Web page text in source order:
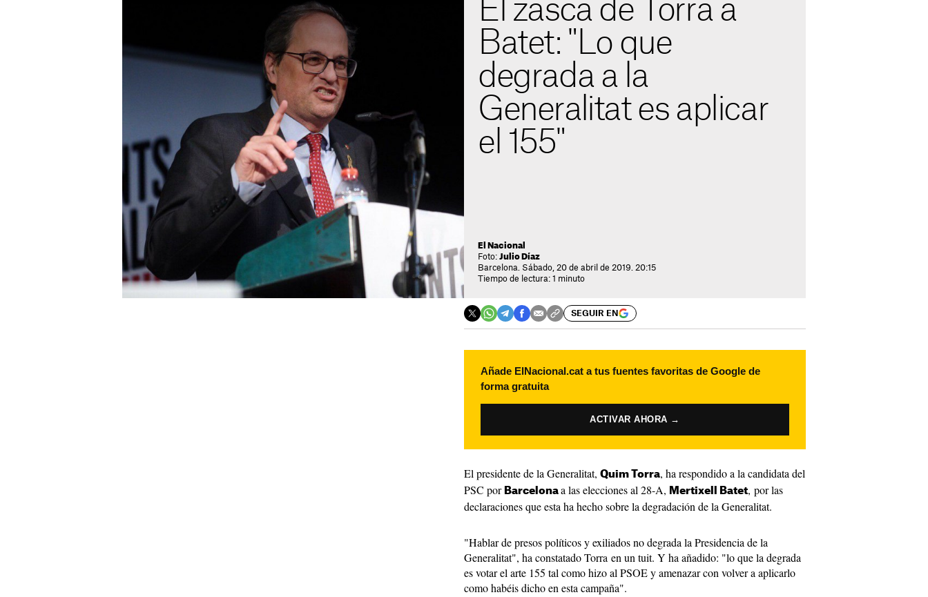
El zasca de Torra a
Batet: "Lo que
degrada a la
Generalitat es aplicar
el 155"
El Nacional
Foto: Julio Díaz
Barcelona. Sábado, 20 de abril de 2019. 20:15
Tiempo de lectura: 1 minuto
SEGUIR EN
Añade ElNacional.cat a tus fuentes favoritas de Google de
forma gratuita
ACTIVAR AHORA →
El presidente de la Generalitat, Quim Torra, ha respondido a la candidata del
PSC por Barcelona a las elecciones al 28-A, Mertixell Batet, por las
declaraciones que esta ha hecho sobre la degradación de la Generalitat.
"Hablar de presos políticos y exiliados no degrada la Presidencia de la
Generalitat", ha constatado Torra en un tuit. Y ha añadido: "lo que la degrada
es votar el arte 155 tal como hizo al PSOE y amenazar con volver a aplicarlo
como habéis dicho en esta campaña".